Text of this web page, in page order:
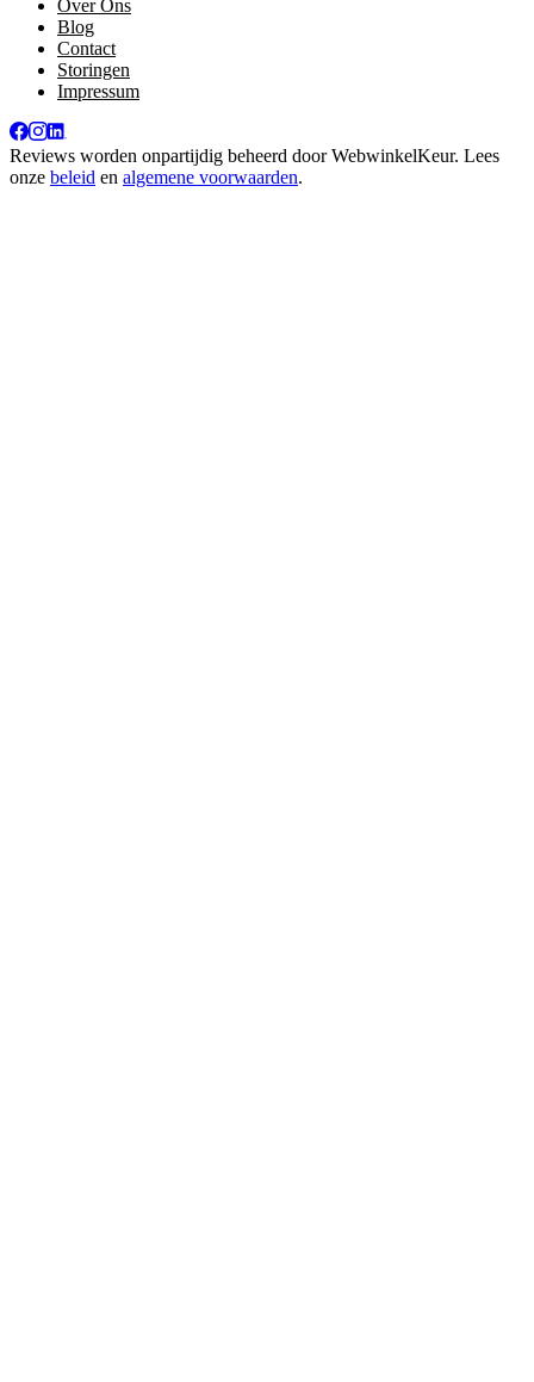
Over Ons
Blog
Contact
Storingen
Impressum
Reviews worden onpartijdig beheerd doorWebwinkelKeur. Lees
onze beleid en algemene voorwaarden.